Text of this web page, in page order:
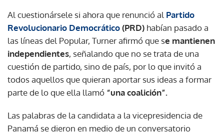
Al cuestionársele si ahora que renunció al Partido
Revolucionario Democrático(PRD) habían pasado a
las líneas del Popular, Turner afirmó que se mantienen
independientes, señalando que no se trata de una
cuestión de partido, sino de país, por lo que invitó a
todos aquellos que quieran aportar sus ideas a formar
parte de lo que ella llamó “una coalición”.
Las palabras de la candidata a la vicepresidencia de
Panamá se dieron en medio de un conversatorio